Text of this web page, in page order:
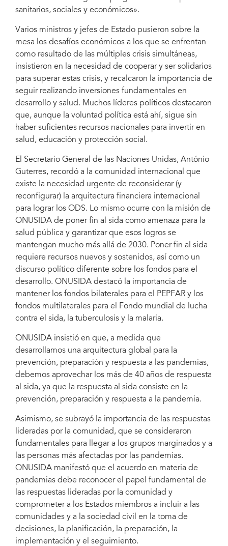
sanitarios, sociales y económicos».
Varios ministros y jefes de Estado pusieron sobre la
mesa los desafíos económicos a los que se enfrentan
como resultado de las múltiples crisis simultáneas,
insistieron en la necesidad de cooperar y ser solidarios
para superar estas crisis, y recalcaron la importancia de
seguir realizando inversiones fundamentales en
desarrollo y salud. Muchos líderes políticos destacaron
que, aunque la voluntad política está ahí, sigue sin
haber suficientes recursos nacionales para invertir en
salud, educación y protección social.
El Secretario General de las Naciones Unidas, António
Guterres, recordó a la comunidad internacional que
existe la necesidad urgente de reconsiderar (y
reconfigurar) la arquitectura financiera internacional
para lograr los ODS. Lo mismo ocurre con la misión de
ONUSIDA de poner fin al sida como amenaza para la
salud pública y garantizar que esos logros se
mantengan mucho más allá de 2030. Poner fin al sida
requiere recursos nuevos y sostenidos, así como un
discurso político diferente sobre los fondos para el
desarrollo. ONUSIDA destacó la importancia de
mantener los fondos bilaterales para el PEPFAR y los
fondos multilaterales para el Fondo mundial de lucha
contra el sida, la tuberculosis y la malaria.
ONUSIDA insistió en que, a medida que
desarrollamos una arquitectura global para la
prevención, preparación y respuesta a las pandemias,
debemos aprovechar los más de 40 años de respuesta
al sida, ya que la respuesta al sida consiste en la
prevención, preparación y respuesta a la pandemia.
Asimismo, se subrayó la importancia de las respuestas
lideradas por la comunidad, que se consideraron
fundamentales para llegar a los grupos marginados y a
las personas más afectadas por las pandemias.
ONUSIDA manifestó que el acuerdo en materia de
pandemias debe reconocer el papel fundamental de
las respuestas lideradas por la comunidad y
comprometer a los Estados miembros a incluir a las
comunidades y a la sociedad civil en la toma de
decisiones, la planificación, la preparación, la
implementación y el seguimiento.